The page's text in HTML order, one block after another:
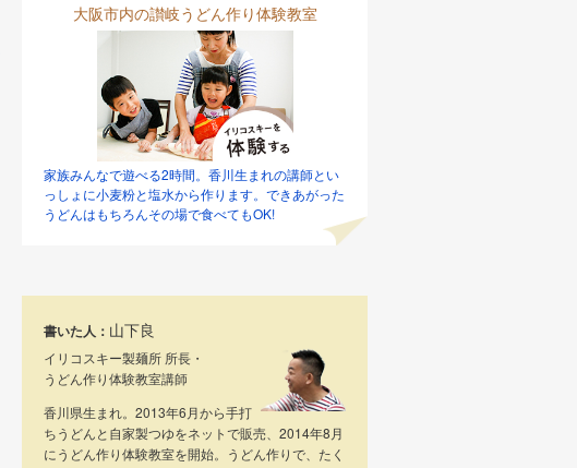
ン
大阪市内の讃岐うどん作り体験教室
家族みんなで遊べる2時間。香川生まれの講師とい
っしょに小麦粉と塩水から作ります。できあがった
うどんはもちろんその場で食べてもOK!
書いた人： 山下良
イリコスキー製麺所 所長・
うどん作り体験教室講師
香川県生まれ。2013年6月から手打
ちうどんと自家製つゆをネットで販売、2014年8月
にうどん作り体験教室を開始。うどん作りで、たく